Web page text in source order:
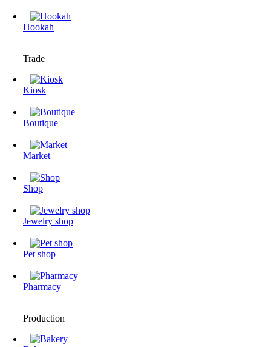
Hookah
Trade
Kiosk
Boutique
Market
Shop
Jewelry shop
Pet shop
Pharmacy
Production